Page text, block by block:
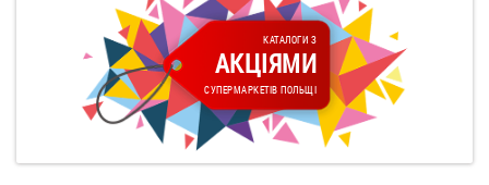
КАТАЛОГИ З
АКЦІЯМИ
СУПЕРМАРКЕТІВ ПОЛЬЩІ